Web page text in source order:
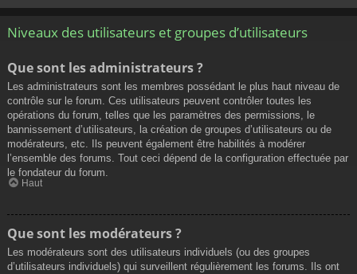
Niveaux des utilisateurs et groupes d’utilisateurs
Que sont les administrateurs ?
Les administrateurs sont les membres possédant le plus haut niveau de
contrôle sur le forum. Ces utilisateurs peuvent contrôler toutes les
opérations du forum, telles que les paramètres des permissions, le
bannissement d’utilisateurs, la création de groupes d’utilisateurs ou de
modérateurs, etc. Ils peuvent également être habilités à modérer
l’ensemble des forums. Tout ceci dépend de la configuration effectuée par
le fondateur du forum.
Haut
Que sont les modérateurs ?
Les modérateurs sont des utilisateurs individuels (ou des groupes
d’utilisateurs individuels) qui surveillent régulièrement les forums. Ils ont